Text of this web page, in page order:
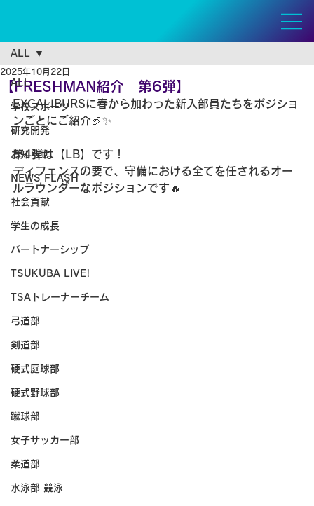
ALL
学校スポーツ
研究開発
お知らせ
NEWS FLASH
社会貢献
学生の成長
パートナーシップ
TSUKUBA LIVE!
TSAトレーナーチーム
弓道部
剣道部
硬式庭球部
硬式野球部
蹴球部
女子サッカー部
柔道部
水泳部 競泳
ALL
【FRESHMAN紹介 第6弾】
2025年10月22日
EXCALIBURSに春から加わった新入部員たちをポジショ
ンごとにご紹介🏈✨
第4弾は【LB】です！
ディフェンスの要で、守備における全てを任されるオー
ルラウンダーなポジションです🔥